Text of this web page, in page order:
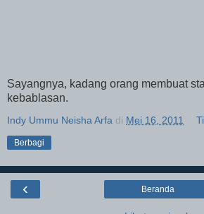
Sayangnya, kadang orang membuat
kebablasan.
Indy Ummu Neisha Arfa di Mei 16, 2011
Berbagi
‹ Beranda